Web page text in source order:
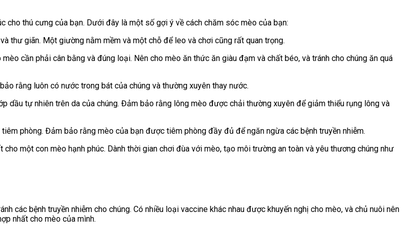
thú cưng của bạn. Dưới đây là một số gợi ý về cách chăm sóc mèo của bạn:
thư giãn. Một giường nằm mềm và một chỗ để leo và chơi cũng rất quan trọng.
cần phải cân bằng và đúng loại. Nên cho mèo ăn thức ăn giàu đạm và chất béo, và tránh cho chúng ăn quá
rằng luôn có nước trong bát của chúng và thường xuyên thay nước.
dầu tự nhiên trên da của chúng. Đảm bảo rằng lông mèo được chải thường xuyên để giảm thiểu rụng lông và
phòng. Đảm bảo rằng mèo của bạn được tiêm phòng đầy đủ để ngăn ngừa các bệnh truyền nhiễm.
một con mèo hạnh phúc. Dành thời gian chơi đùa với mèo, tạo môi trường an toàn và yêu thương chúng như
các bệnh truyền nhiễm cho chúng. Có nhiều loại vaccine khác nhau được khuyến nghị cho mèo, và chủ nuôi nên
nhất cho mèo của mình.